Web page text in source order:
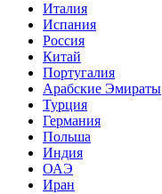
Италия
Испания
Россия
Китай
Португалия
Арабские Эмираты
Турция
Германия
Польша
Индия
ОАЭ
Иран